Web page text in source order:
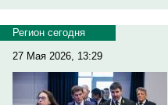
Регион сегодня
27 Мая 2026, 13:29